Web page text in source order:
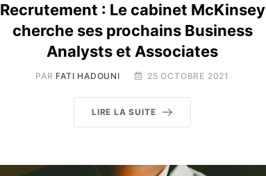
Recrutement : Le cabinet McKinsey
cherche ses prochains Business
Analysts et Associates
PAR FATI HADOUNI 25 OCTOBRE 2021
LIRE LA SUITE